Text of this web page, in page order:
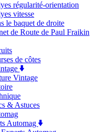
régularité-orientation
vitesse
le baquet de droite
de Route de Paul Fraikin
de côtes
Vintage
& Astuces
Automag